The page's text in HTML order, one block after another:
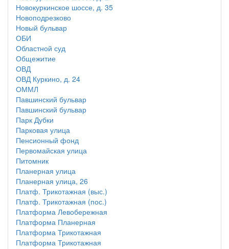
Новокуркинское шоссе, д. 35
Новоподрезково
Новый бульвар
ОБИ
Областной суд
Общежитие
ОВД
ОВД Куркино, д. 24
ОММЛ
Павшинский бульвар
Павшинский бульвар
Парк Дубки
Парковая улица
Пенсионный фонд
Первомайская улица
Питомник
Планерная улица
Планерная улица, 26
Платф. Трикотажная (выс.)
Платф. Трикотажная (пос.)
Платформа Левобережная
Платформа Планерная
Платформа Трикотажная
Платформа Трикотажная